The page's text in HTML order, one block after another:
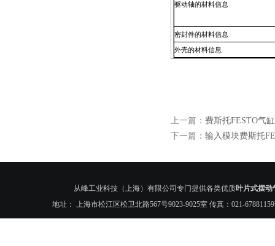
驱动轴的材料信息
密封件的材料信息
外壳的材料信息
上一篇： 费斯托FESTO气
下一篇： 输入模块费斯托
从峰工业科技（上海）有限公司专门提供各类优质叶片式摆动
地址： 上海市松江区松卫北路567号9023-9025室 传真：021-